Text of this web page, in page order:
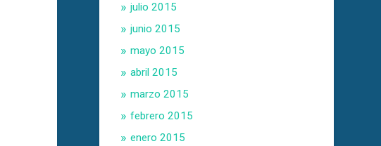
julio 2015
junio 2015
mayo 2015
abril 2015
marzo 2015
febrero 2015
enero 2015